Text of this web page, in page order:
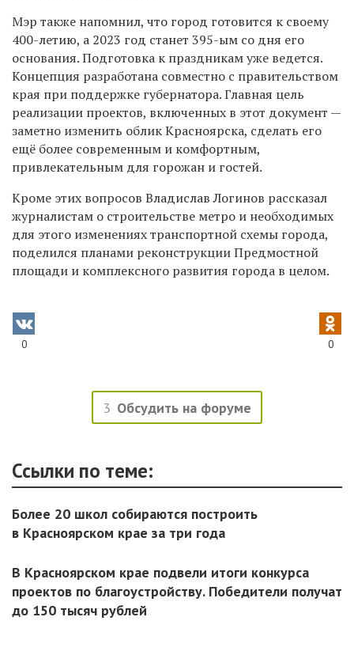
Мэр также напомнил, что город готовится к своему
400-летию, а 2023 год станет 395-ым со дня его
основания. Подготовка к праздникам уже ведется.
Концепция разработана совместно с правительством
края при поддержке губернатора. Главная цель
реализации проектов, включенных в этот документ —
заметно изменить облик Красноярска, сделать его
ещё более современным и комфортным,
привлекательным для горожан и гостей.
Кроме этих вопросов Владислав Логинов рассказал
журналистам о строительстве метро и необходимых
для этого изменениях транспортной схемы города,
поделился планами реконструкции Предмостной
площади и комплексного развития города в целом.
0 0
3 Обсудить на форуме
Ссылки по теме:
Более 20 школ собираются построить
в Красноярском крае за три года
В Красноярском крае подвели итоги конкурса
проектов по благоустройству. Победители получат
до 150 тысяч рублей